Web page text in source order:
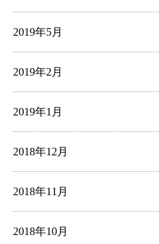
2019年5月
2019年2月
2019年1月
2018年12月
2018年11月
2018年10月